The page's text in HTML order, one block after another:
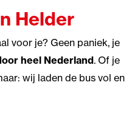
Helder
voor je? Geen paniek, je
heel Nederland. Of je
wij laden de bus vol en